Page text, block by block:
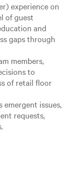
experience on
of guest
and
gaps through
members,
to
of retail floor
emergent issues,
requests,